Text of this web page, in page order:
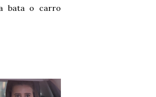
bata o carro